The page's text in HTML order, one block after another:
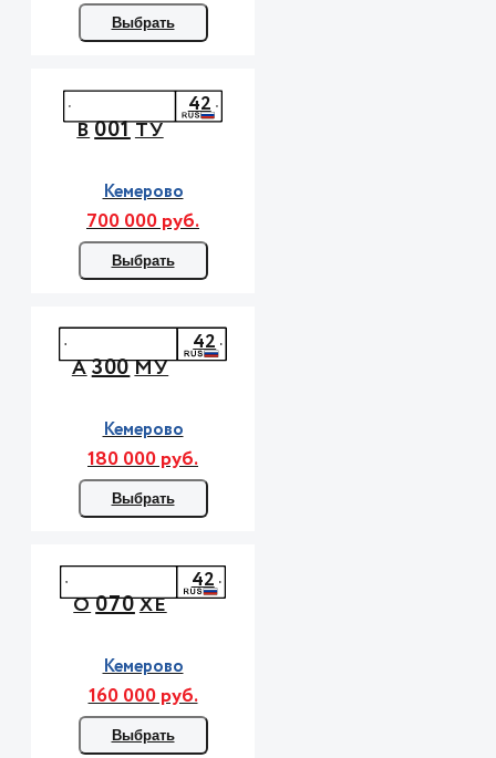
Выбрать
В001ТУ
42
Кемерово
700 000 руб.
Выбрать
А300МУ
42
Кемерово
180 000 руб.
Выбрать
О070ХЕ
42
Кемерово
160 000 руб.
Выбрать